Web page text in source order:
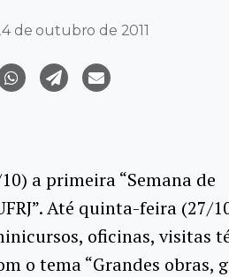
de outubro de 2011
a primeira “Semana de
Até quinta-feira (27/
oficinas, visitas
o tema “Grandes obras,